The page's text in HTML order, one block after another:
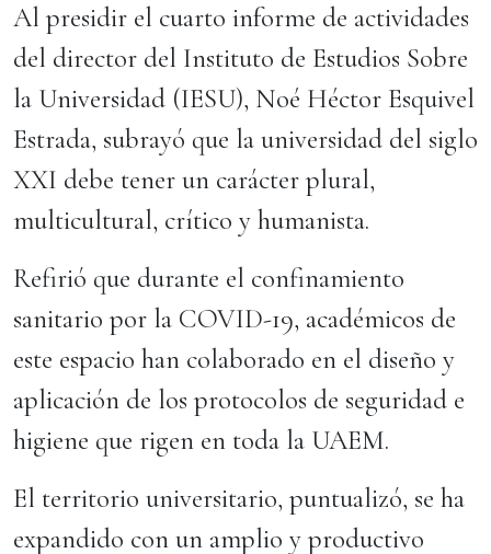
Al presidir el cuarto informe de actividades
del director del Instituto de Estudios Sobre
la Universidad (IESU), Noé Héctor Esquivel
Estrada, subrayó que la universidad del siglo
XXI debe tener un carácter plural,
multicultural, crítico y humanista.
Refirió que durante el confinamiento
sanitario por la COVID-19, académicos de
este espacio han colaborado en el diseño y
aplicación de los protocolos de seguridad e
higiene que rigen en toda la UAEM.
El territorio universitario, puntualizó, se ha
expandido con un amplio y productivo